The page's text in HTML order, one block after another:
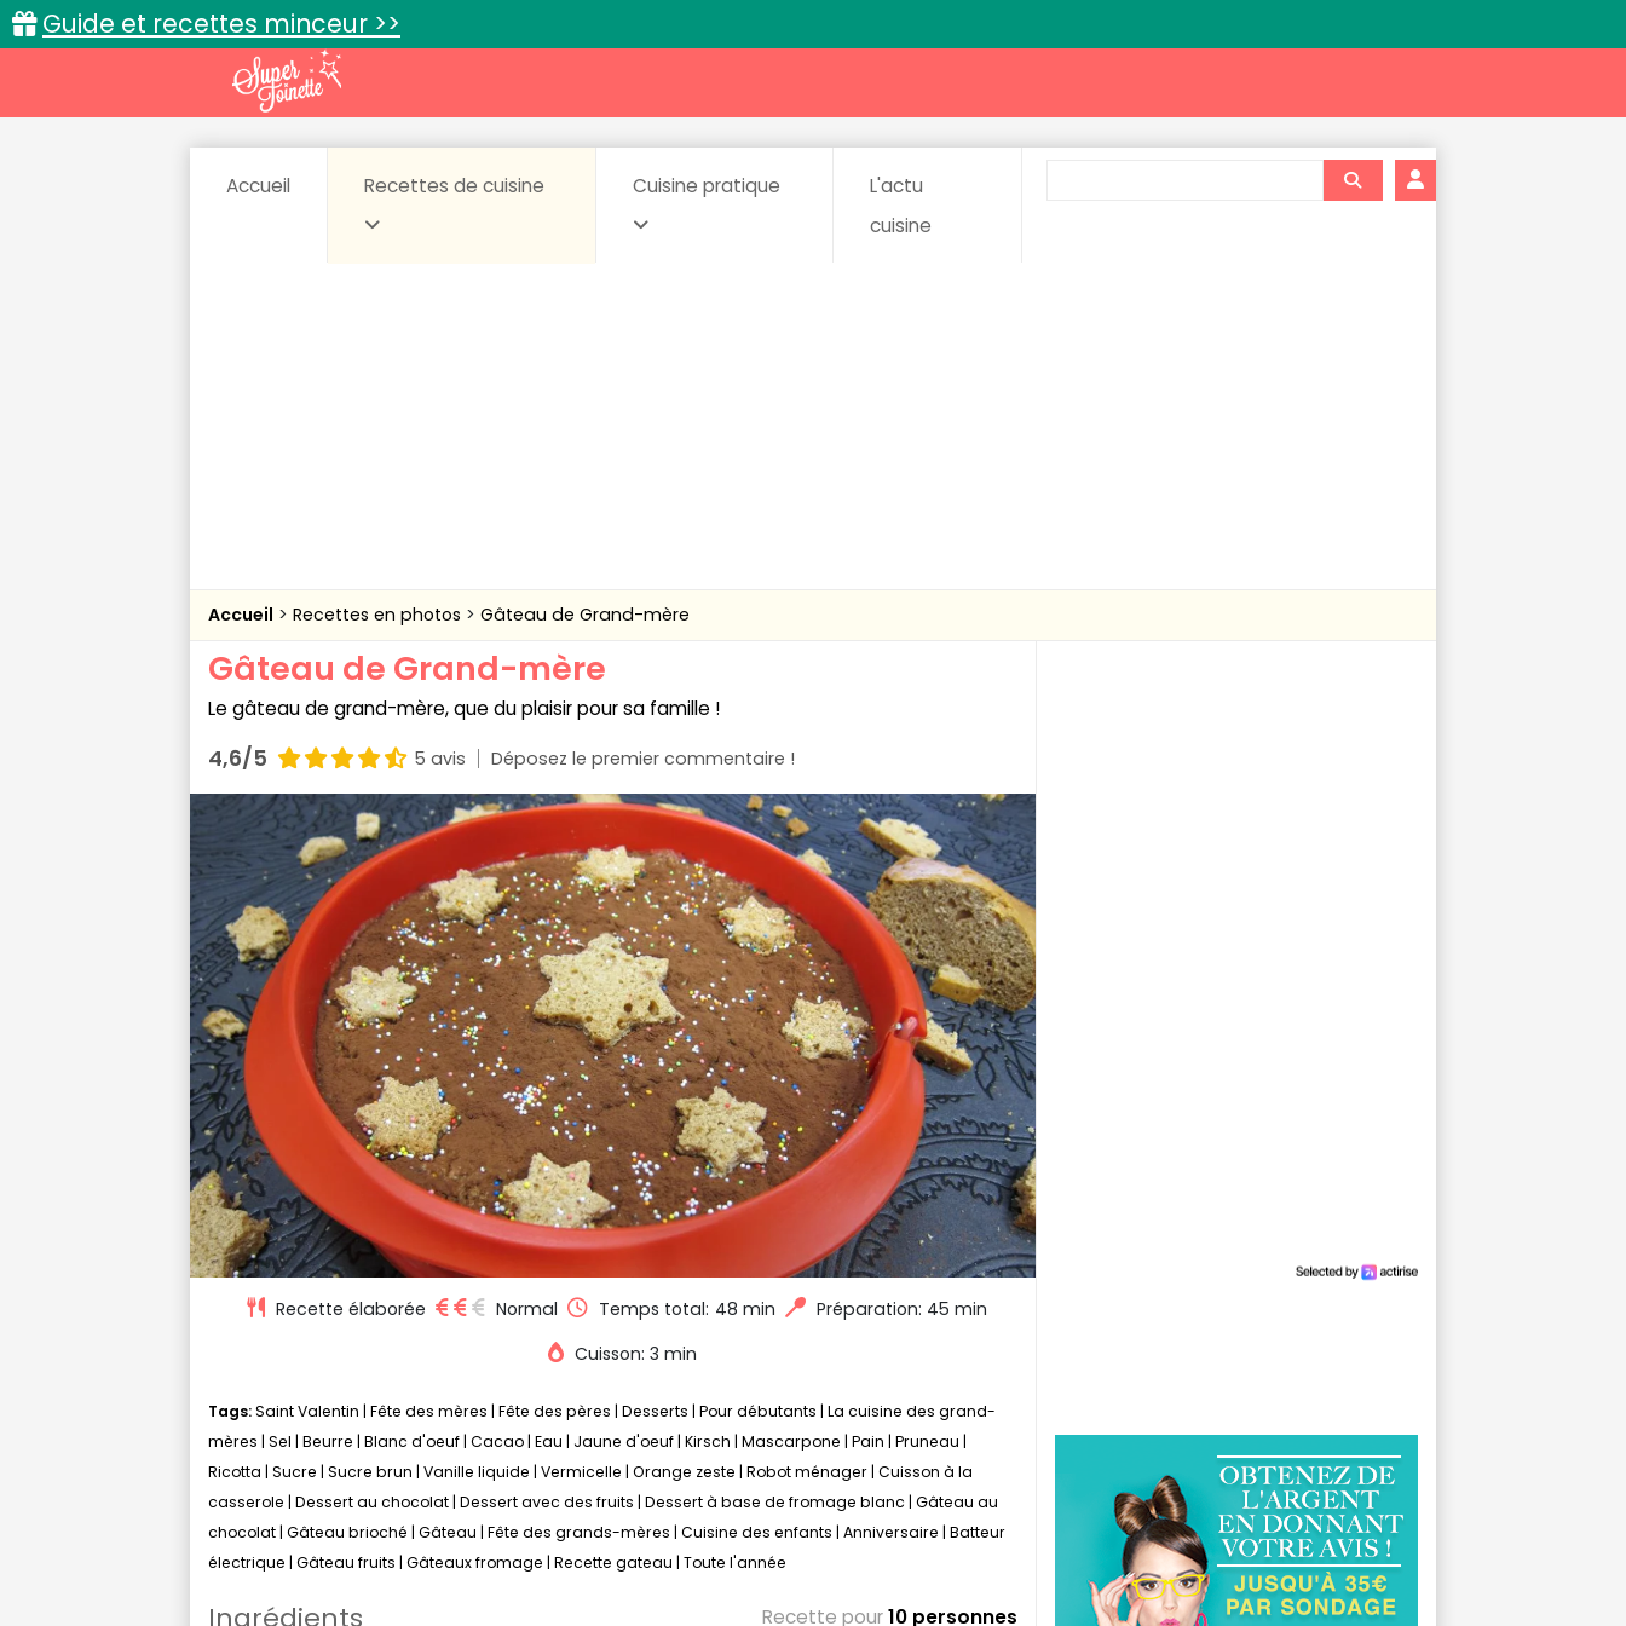
Guide et recettes minceur >>
Accueil Recettes de cuisine Cuisine pratique
L'actu
cuisine
Accueil Recettes en photos Gâteau de Grand-mère
Gâteau de Grand-mère
Le gâteau de grand-mère, que du plaisir pour sa famille !
4,6/5 5 avis Déposez le premier commentaire !
Recette élaborée Normal Temps total: 48 min
Préparation: 45 min
Cuisson: 3 min
Tags:Saint Valentin | Fête des mères | Fête des pères | Desserts | Pour débutants | La cuisine des grand-
mères | Sel | Beurre | Blanc d'oeuf | Cacao | Eau | Jaune d'oeuf | Kirsch | Mascarpone | Pain | Pruneau |
Ricotta | Sucre | Sucre brun | Vanille liquide | Vermicelle | Orange zeste | Robot ménager | Cuisson à la
casserole | Dessert au chocolat | Dessert avec des fruits | Dessert à base de fromage blanc | Gâteau au
chocolat | Gâteau brioché | Gâteau | Fête des grands-mères | Cuisine des enfants | Anniversaire | Batteur
électrique | Gâteau fruits | Gâteaux fromage | Recette gateau | Toute l'année
Ingrédients Recette pour10 personnes